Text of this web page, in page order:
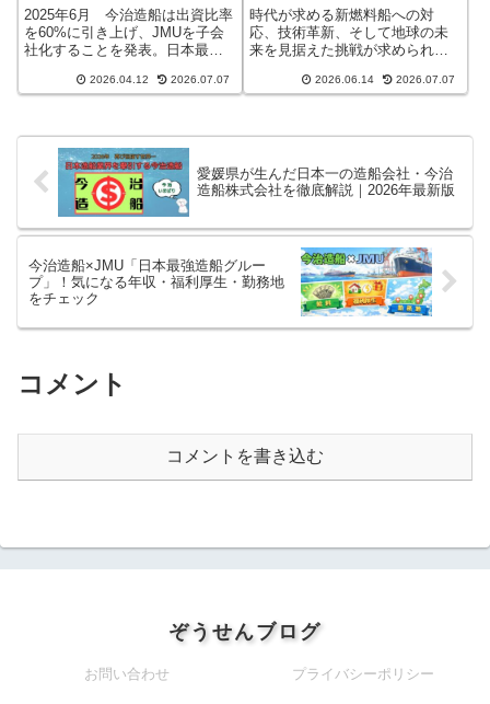
チェック
2025年6月 今治造船は出資比率
を60%に引き上げ、JMUを子会
社化することを発表。日本最大
が一つのグループに。まさに
2026.04.12 2026.07.07
時代が求める新燃料船への対
応、技術革新、そして地球の未
来を見据えた挑戦が求められま
走り続ける企業が尾道造船株式
い未来を書いてみました。
2026.06.14 2026.07.07
愛媛県が生んだ日本一の造船会社・今治
造船株式会社を徹底解説｜2026年最新版
今治造船×JMU「日本最強造船グルー
プ」！気になる年収・福利厚生・勤務地
をチェック
コメント
コメントを書き込む
ぞうせんブログ
お問い合わせ プライバシーポリシー